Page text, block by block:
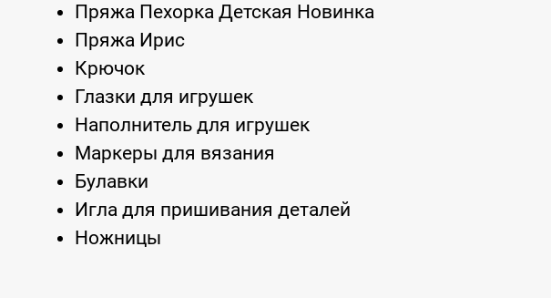
Пряжа Пехорка Детская Новинка
Пряжа Ирис
Крючок
Глазки для игрушек
Наполнитель для игрушек
Маркеры для вязания
Булавки
Игла для пришивания деталей
Ножницы